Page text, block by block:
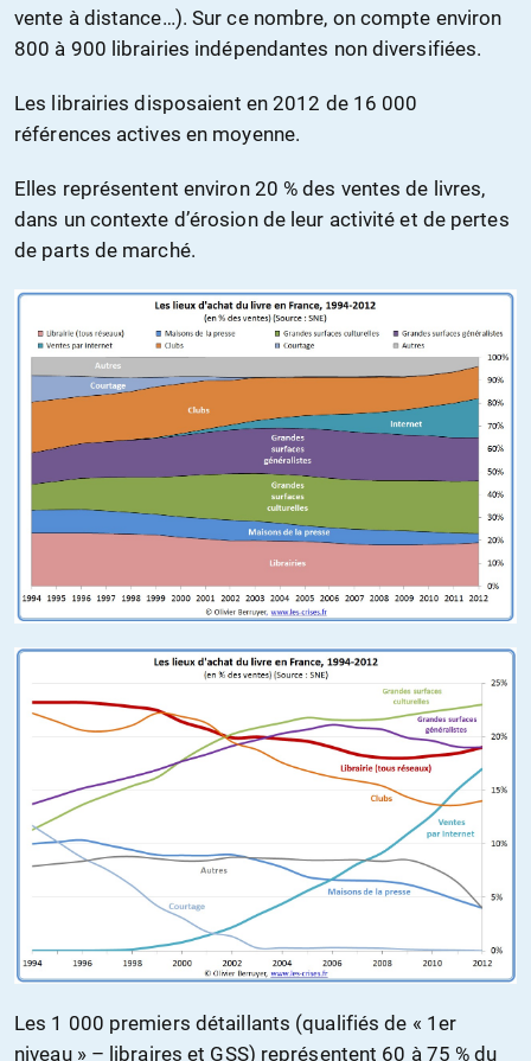
vente à distance…). Sur ce nombre, on compte environ
800 à 900 librairies indépendantes non diversifiées.
Les librairies disposaient en 2012 de 16 000
références actives en moyenne.
Elles représentent environ 20 % des ventes de livres,
dans un contexte d’érosion de leur activité et de pertes
de parts de marché.
Les 1 000 premiers détaillants (qualifiés de « 1er
niveau » – libraires et GSS) représentent 60 à 75 % du